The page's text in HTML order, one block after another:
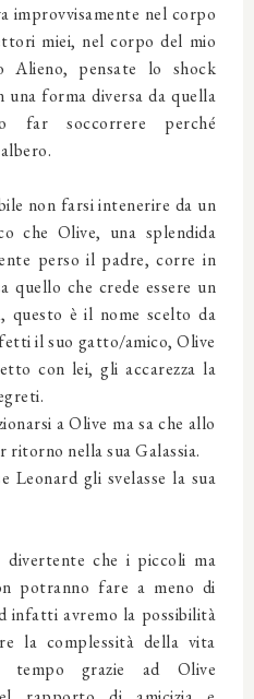
improvvisamente nel corpo
miei, nel corpo del mio
Alieno, pensate lo shock
forma diversa da quella
far soccorrere perché
non farsi intenerire da un
che Olive, una splendida
perso il padre, corre in
quello che crede essere un
questo è il nome scelto da
il suo gatto/amico, Olive
con lei, gli accarezza la
a Olive ma sa che allo
ritorno nella sua Galassia.
Leonard gli svelasse la sua
divertente che i piccoli ma
potranno fare a meno di
infatti avremo la possibilità
la complessità della vita
tempo grazie ad Olive